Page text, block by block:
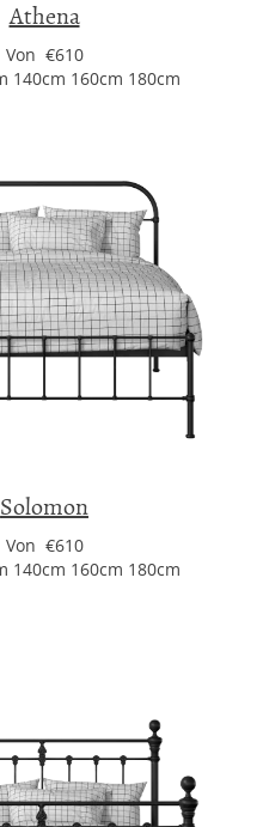
Athena
Von €610
140cm 160cm 180cm
Solomon
Von €610
140cm 160cm 180cm